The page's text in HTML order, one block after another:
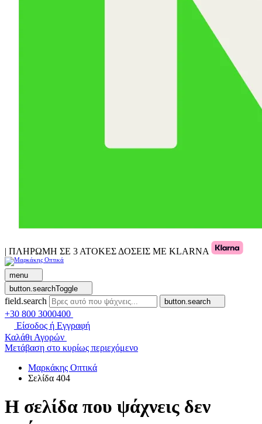
| ΠΛΗΡΩΜΗ ΣΕ 3 ΑΤΟΚΕΣ ΔΟΣΕΙΣ ΜΕ KLARNA
menu
button.searchToggle
field.search button.search
+30 800 3000400
Είσοδος ή Εγγραφή
Καλάθι Αγορών
Μετάβαση στο κυρίως περιεχόμενο
Μαρκάκης Οπτικά
Σελίδα 404
Η σελίδα που ψάχνεις δεν